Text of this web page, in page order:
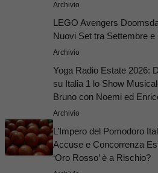
Archivio
LEGO Avengers
Nuovi Set tra Settembre e
Archivio
Yoga Radio Estate 2026:
su Italia 1 lo Show
Bruno con Noemi ed
Archivio
L’Impero del Pomodoro
Accuse e Concorrenza
‘Oro Rosso’ è a Rischio?